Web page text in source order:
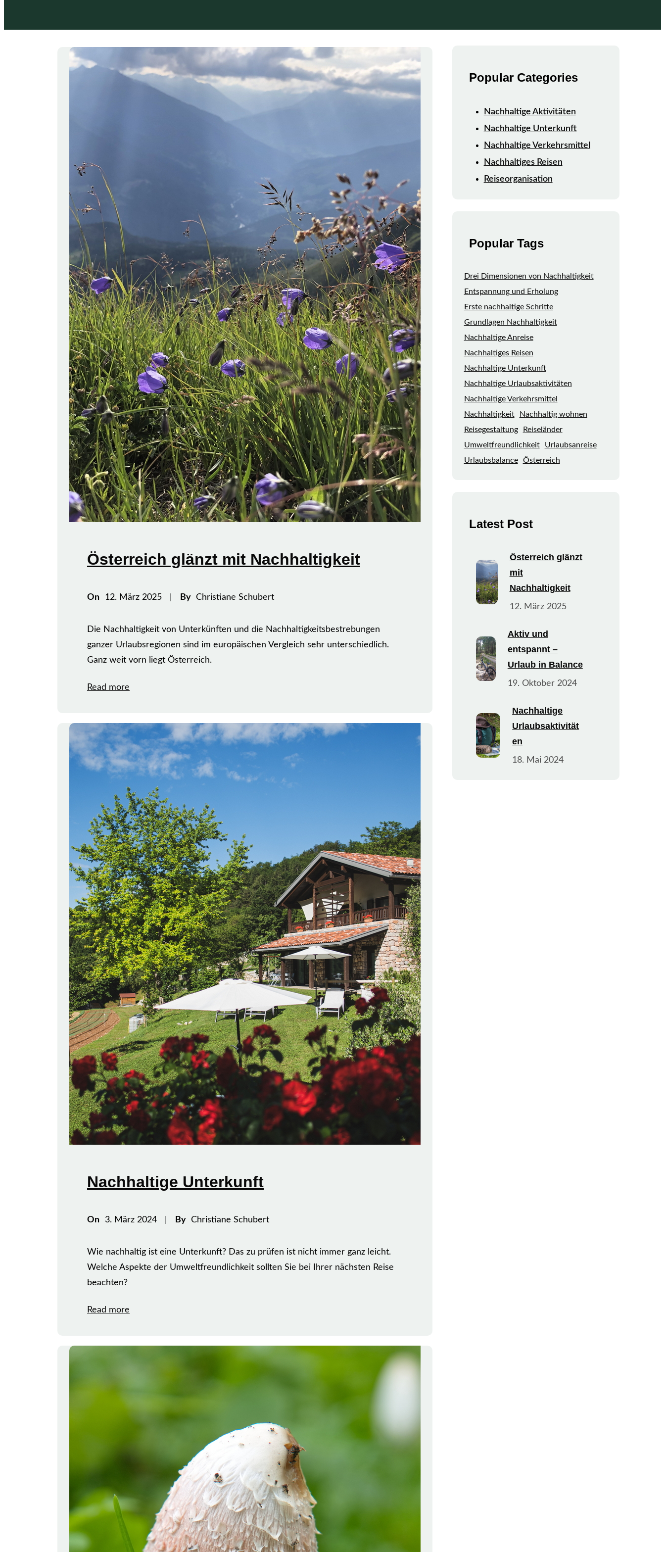
Österreich glänzt mit Nachhaltigkeit
On 12. März 2025 By Christiane Schubert
Die Nachhaltigkeit von Unterkünften und die Nachhaltigkeitsbestrebungen
ganzer Urlaubsregionen sind im europäischen Vergleich sehr unterschiedlich.
Ganz weit vorn liegt Österreich.
Read more
Nachhaltige Unterkunft
On 3. März 2024 By Christiane Schubert
Wie nachhaltig ist eine Unterkunft? Das zu prüfen ist nicht immer ganz leicht.
Welche Aspekte der Umweltfreundlichkeit sollten Sie bei Ihrer nächsten Reise
beachten?
Read more
Popular Categories
Nachhaltige Aktivitäten
Nachhaltige Unterkunft
Nachhaltige Verkehrsmittel
Nachhaltiges Reisen
Reiseorganisation
Popular Tags
Drei Dimensionen von Nachhaltigkeit
Entspannung und Erholung
Erste nachhaltige Schritte
Grundlagen Nachhaltigkeit
Nachhaltige Anreise
Nachhaltiges Reisen
Nachhaltige Unterkunft
Nachhaltige Urlaubsaktivitäten
Nachhaltige Verkehrsmittel
Nachhaltigkeit
Nachhaltig wohnen
Reisegestaltung
Reiseländer
Umweltfreundlichkeit
Urlaubsanreise
Urlaubsbalance
Österreich
Latest Post
Österreich glänzt
mit
Nachhaltigkeit
12. März 2025
Aktiv und
entspannt –
Urlaub in Balance
19. Oktober 2024
Nachhaltige
Urlaubsaktivität
en
18. Mai 2024